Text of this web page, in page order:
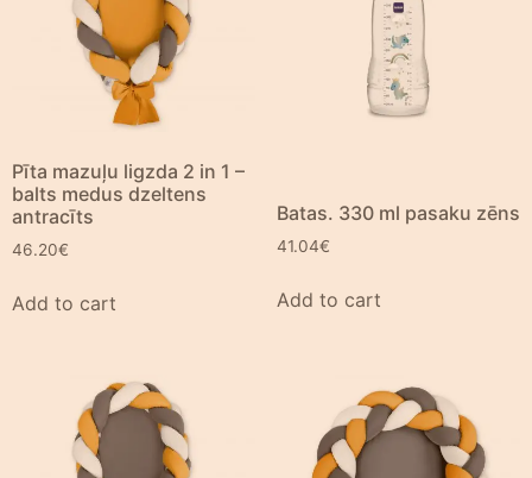
Pīta mazuļu ligzda 2 in 1 –
balts medus dzeltens
antracīts
46.20€
Add to cart
Batas. 330 ml pasaku zēns
41.04€
Add to cart